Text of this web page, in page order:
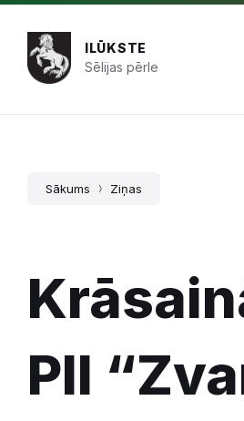
Pāriet
saturu
Skip
navigation
Skip
footer
ILŪKSTE
Sēlijas pērle
Sākums Ziņas
PII